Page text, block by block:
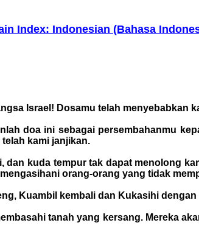
Index: Indonesian (Bahasa
Israel! Dosamu telah menyebabkan
doa ini sebagai persembahanmu
kami janjikan.
dan kuda tempur tak dapat menolong
orang-orang yang tidak
Kuambil kembali dan Kukasihi
tanah yang kersang. Mereka